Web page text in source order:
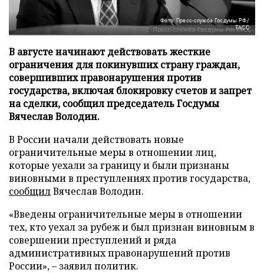
Фото: Пресс-служба Госдумы РФ/
ТАСС
В августе начинают действовать жесткие
ограничения для покинувших страну граждан,
совершивших правонарушения против
государства, включая блокировку счетов и запрет
на сделки, сообщил председатель Госдумы
Вячеслав Володин.
В России начали действовать новые
ограничительные меры в отношении лиц,
которые уехали за границу и были признаны
виновными в преступлениях против государства,
сообщилВячеслав Володин.
«Введены ограничительные меры в отношении
тех, кто уехал за рубеж и был признан виновным в
совершении преступлений и ряда
административных правонарушений против
России», – заявил политик.